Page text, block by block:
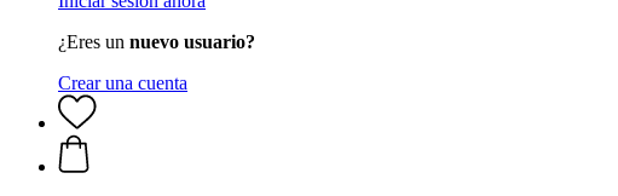
¿Eres un nuevo usuario?
Crear una cuenta